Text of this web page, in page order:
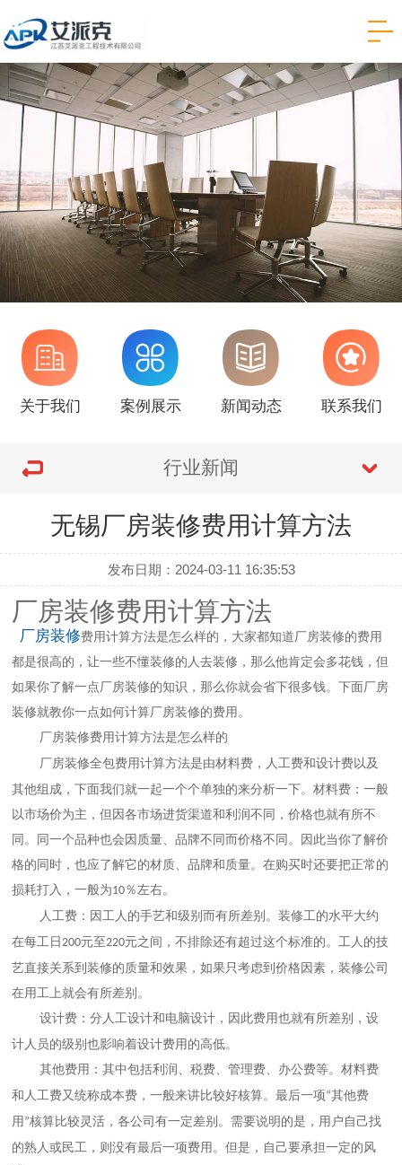
关于我们 案例展示 新闻动态 联系我们
行业新闻
无锡厂房装修费用计算方法
发布日期：2024-03-11 16:35:53
厂房装修费用计算方法
厂房装修费用计算方法是怎么样的，大家都知道厂房装修的费用
都是很高的，让一些不懂装修的人去装修，那么他肯定会多花钱，但
如果你了解一点厂房装修的知识，那么你就会省下很多钱。下面厂房
装修就教你一点如何计算厂房装修的费用。
厂房装修费用计算方法是怎么样的
厂房装修全包费用计算方法是由材料费，人工费和设计费以及
其他组成，下面我们就一起一个个单独的来分析一下。材料费：一般
以市场价为主，但因各市场进货渠道和利润不同，价格也就有所不
同。同一个品种也会因质量、品牌不同而价格不同。因此当你了解价
格的同时，也应了解它的材质、品牌和质量。在购买时还要把正常的
损耗打入，一般为10％左右。
人工费：因工人的手艺和级别而有所差别。装修工的水平大约
在每工日200元至220元之间，不排除还有超过这个标准的。工人的技
艺直接关系到装修的质量和效果，如果只考虑到价格因素，装修公司
在用工上就会有所差别。
设计费：分人工设计和电脑设计，因此费用也就有所差别，设
计人员的级别也影响着设计费用的高低。
其他费用：其中包括利润、税费、管理费、办公费等。材料费
和人工费又统称成本费，一般来讲比较好核算。最后一项“其他费
用 ”核算比较灵活，各公司有一定差别。需要说明的是，用户自己找
的熟人或民工，则没有最后一项费用。但是，自己要承担一定的风